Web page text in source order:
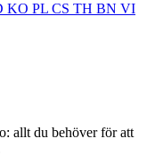
KO PL CS TH BN VI
allt du behöver för att